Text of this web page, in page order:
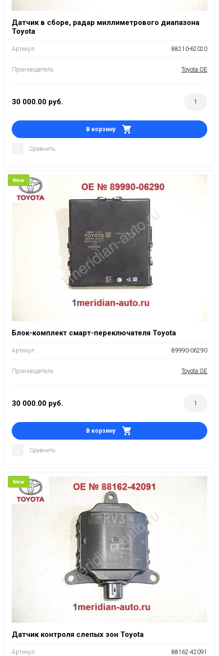
Датчик в сборе, радар миллиметрового диапазона
Toyota
Артикул: 88210-62020
Производитель Toyota OE
30 000.00 руб.
В корзину
Сравнить
New
Блок-комплект смарт-переключателя Toyota
Артикул: 89990-06290
Производитель Toyota OE
30 000.00 руб.
В корзину
Сравнить
New
Датчик контроля слепых зон Toyota
Артикул: 88162-42091